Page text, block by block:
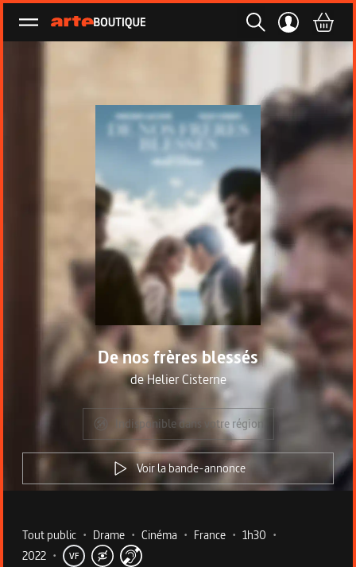
Ouvrir le menu
De nos frères blessés
deHelier Cisterne
Indisponible dans votre région
Voir la bande-annonce
Metadata du programme
Tout public • Drame • Cinéma • France • 1h30 •
2022 • VF